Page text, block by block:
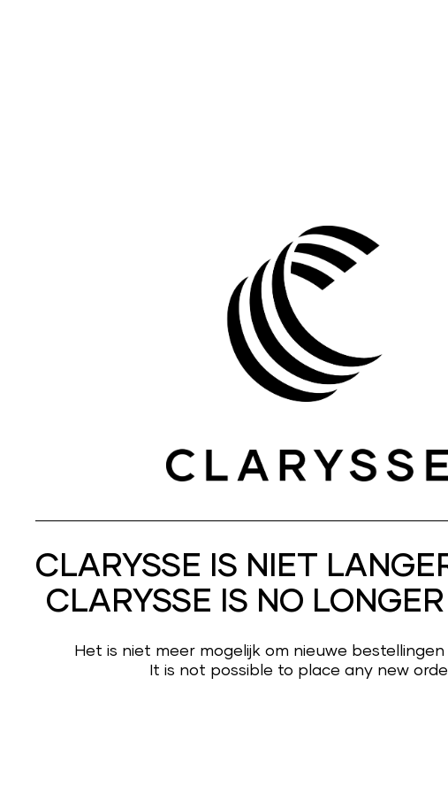
CLARYSSE IS NIET
CLARYSSE IS NO
Het is niet meer mogelijk om nieuwe
It is not possible to place any new